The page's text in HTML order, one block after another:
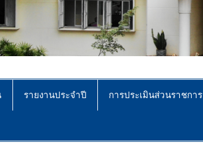
รายงานประจำปี การประเมินส่วนราชการ